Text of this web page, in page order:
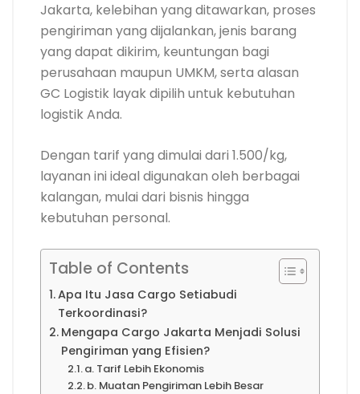
Jakarta, kelebihan yang ditawarkan, proses
pengiriman yang dijalankan, jenis barang
yang dapat dikirim, keuntungan bagi
perusahaan maupun UMKM, serta alasan
GC Logistik layak dipilih untuk kebutuhan
logistik Anda.
Dengan tarif yang dimulai dari 1.500/kg,
layanan ini ideal digunakan oleh berbagai
kalangan, mulai dari bisnis hingga
kebutuhan personal.
Table of Contents
Apa Itu Jasa Cargo Setiabudi
Terkoordinasi?
Mengapa Cargo Jakarta Menjadi Solusi
Pengiriman yang Efisien?
a. Tarif Lebih Ekonomis
b. Muatan Pengiriman Lebih Besar